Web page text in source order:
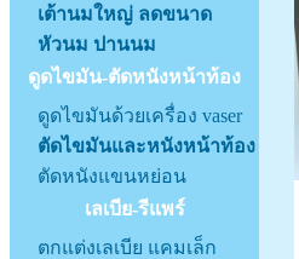
เต้านมใหญ่ ลดขนาด
หัวนม ปานนม
ดูดไขมัน-ตัดหนังหน้าท้อง
ดูดไขมันด้วยเครื่อง vaser
ตัดไขมันและหนังหน้าท้อง
ตัดหนังแขนหย่อน
เลเบีย-รีแพร์
ตกแต่งเลเบีย แคมเล็ก